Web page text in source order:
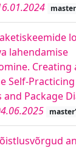
lahendamise
Creating
Self-
and Package